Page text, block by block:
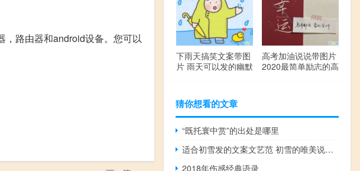
路由器和android设备。您可以
下雨天搞笑文案带图
片 雨天可以发的幽默
高考加油说说带图片
2020最简单励志的高
猜你想看的文章
“既托寰中赏”的出处是哪里
适合初雪发的文案文艺范 初雪的唯美说说发朋友圈
2018年伤感经典语录